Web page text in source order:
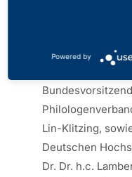
Berlin/Bonn
konstruktiven
Lin-Klitzing,
Deutschen
Dr. Dr. h.c.
Powered by